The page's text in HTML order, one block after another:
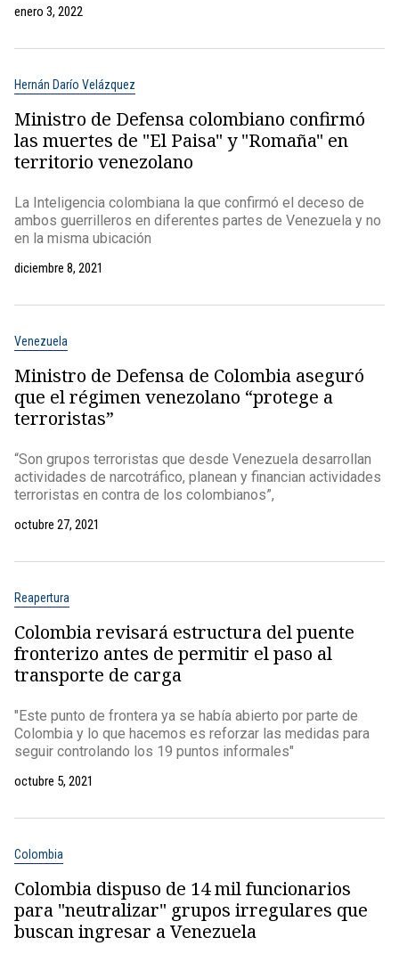
enero 3, 2022
Hernán Darío Velázquez
Ministro de Defensa colombiano confirmó
las muertes de "El Paisa" y "Romaña" en
territorio venezolano
La Inteligencia colombiana la que confirmó el deceso de
ambos guerrilleros en diferentes partes de Venezuela y no
en la misma ubicación
diciembre 8, 2021
Venezuela
Ministro de Defensa de Colombia aseguró
que el régimen venezolano “protege a
terroristas”
“Son grupos terroristas que desde Venezuela desarrollan
actividades de narcotráfico, planean y financian actividades
terroristas en contra de los colombianos”,
octubre 27, 2021
Reapertura
Colombia revisará estructura del puente
fronterizo antes de permitir el paso al
transporte de carga
"Este punto de frontera ya se había abierto por parte de
Colombia y lo que hacemos es reforzar las medidas para
seguir controlando los 19 puntos informales"
octubre 5, 2021
Colombia
Colombia dispuso de 14 mil funcionarios
para "neutralizar" grupos irregulares que
buscan ingresar a Venezuela